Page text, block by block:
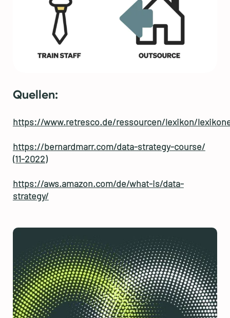
Quellen:
https://www.retresco.de/ressourcen/lexikon/
https://bernardmarr.com/data-strategy-course/
(11-2022)
https://aws.amazon.com/de/what-is/data-
strategy/